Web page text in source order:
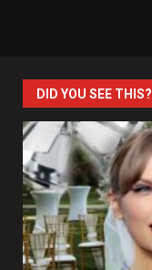
DID YOU SEE THIS?